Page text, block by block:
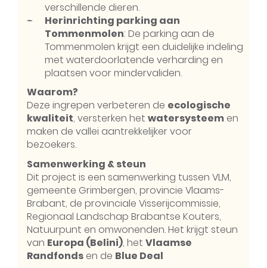
verschillende dieren.
Herinrichting parking aan
Tommenmolen: De parking aan de
Tommenmolen krijgt een duidelijke indeling
met waterdoorlatende verharding en
plaatsen voor mindervaliden.
Waarom?
Deze ingrepen verbeteren de ecologische
kwaliteit, versterken het watersysteem en
maken de vallei aantrekkelijker voor
bezoekers.
Samenwerking & steun
Dit project is een samenwerking tussen VLM,
gemeente Grimbergen, provincie Vlaams-
Brabant, de provinciale Visserijcommissie,
Regionaal Landschap Brabantse Kouters,
Natuurpunt en omwonenden. Het krijgt steun
van Europa (Belini), het Vlaamse
Randfonds en de Blue Deal